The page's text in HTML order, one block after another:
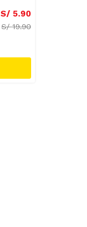
S/ 5.90
S/19.90